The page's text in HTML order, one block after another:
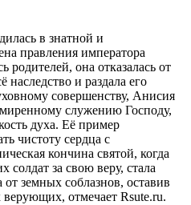
в знатной и
правления императора
она отказалась от
наследство и раздала его
совершенству, Анисия
служению Господу,
духа. Её пример
чистоту сердца с
кончина святой, когда
солдат за свою веру, стала
земных соблазнов, оставив
отмечает Rsute.ru.